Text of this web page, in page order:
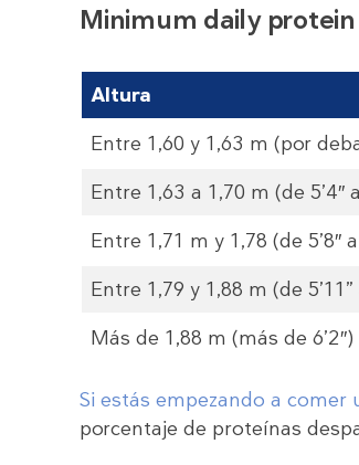
Minimum daily
Altura
Entre 1,60 y 1,63 m (por
Entre 1,63 a 1,70 m (de 5’4″ a
Entre 1,71 m y 1,78 (de 5’8″ a
Entre 1,79 y 1,88 m (de 5’11”
Más de 1,88 m (más de 6’2″)
Si estás empezando a
porcentaje de proteínas